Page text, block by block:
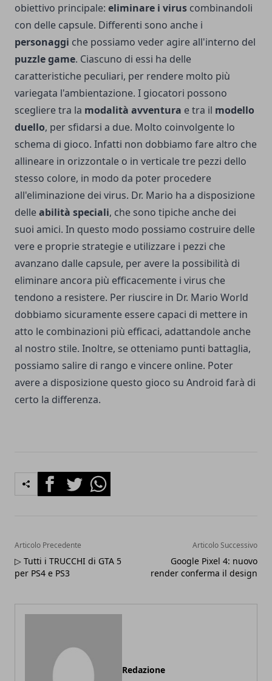
obiettivo principale: eliminare i virus combinandoli
con delle capsule. Differenti sono anche i
personaggi che possiamo veder agire all'interno del
puzzle game. Ciascuno di essi ha delle
caratteristiche peculiari, per rendere molto più
variegata l'ambientazione. I giocatori possono
scegliere tra la modalità avventura e tra il modello
duello, per sfidarsi a due. Molto coinvolgente lo
schema di gioco. Infatti non dobbiamo fare altro che
allineare in orizzontale o in verticale tre pezzi dello
stesso colore, in modo da poter procedere
all'eliminazione dei virus. Dr. Mario ha a disposizione
delleabilità speciali, che sono tipiche anche dei
suoi amici. In questo modo possiamo costruire delle
vere e proprie strategie e utilizzare i pezzi che
avanzano dalle capsule, per avere la possibilità di
eliminare ancora più efficacemente i virus che
tendono a resistere. Per riuscire in Dr. Mario World
dobbiamo sicuramente essere capaci di mettere in
atto le combinazioni più efficaci, adattandole anche
al nostro stile. Inoltre, se otteniamo punti battaglia,
possiamo salire di rango e vincere online. Poter
avere a disposizione questo gioco su Android farà di
certo la differenza.
FacebookTwitterWhatsapp
Articolo Precedente
▷ Tutti i TRUCCHI di GTA 5
per PS4 e PS3
Articolo Successivo
Google Pixel 4: nuovo
render conferma il design
Redazione